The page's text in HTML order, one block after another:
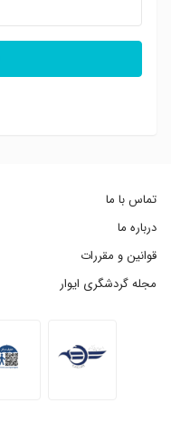
تماس با ما
درباره ما
قوانین و مقررات
مجله گردشگری ایوار